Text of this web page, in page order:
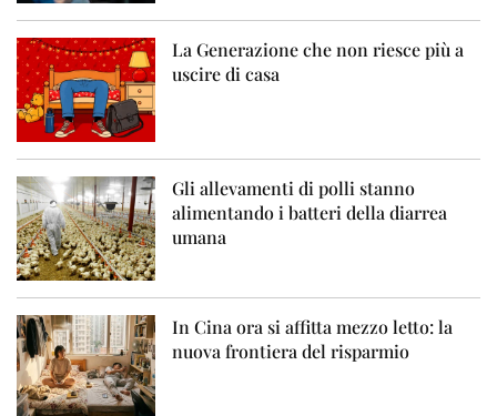
La Generazione che non riesce più a
uscire di casa
Gli allevamenti di polli stanno
alimentando i batteri della diarrea
umana
In Cina ora si affitta mezzo letto: la
nuova frontiera del risparmio